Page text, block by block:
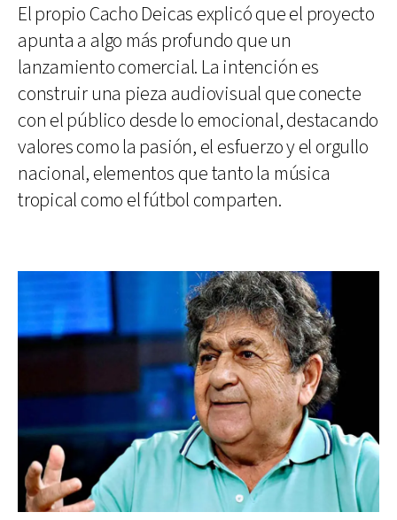
El propio Cacho Deicas explicó que el proyecto
apunta a algo más profundo que un
lanzamiento comercial. La intención es
construir una pieza audiovisual que conecte
con el público desde lo emocional, destacando
valores como la pasión, el esfuerzo y el orgullo
nacional, elementos que tanto la música
tropical como el fútbol comparten.